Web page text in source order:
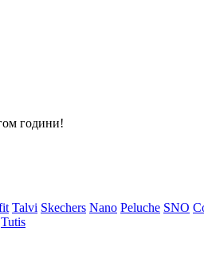
години!
Talvi Skechers Nano Peluche SNO
Tutis